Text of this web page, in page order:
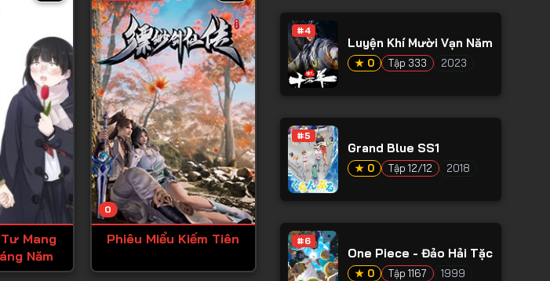
Mang
Năm
0
Phiêu Miểu Kiếm Tiên
#4
Luyện Khí Mười Vạn Năm
★ 0 Tập 333 2023
#5
Grand Blue SS1
★ 0 Tập 12/12 2018
#6
One Piece - Đảo Hải Tặc
★ 0 Tập 1167 1999